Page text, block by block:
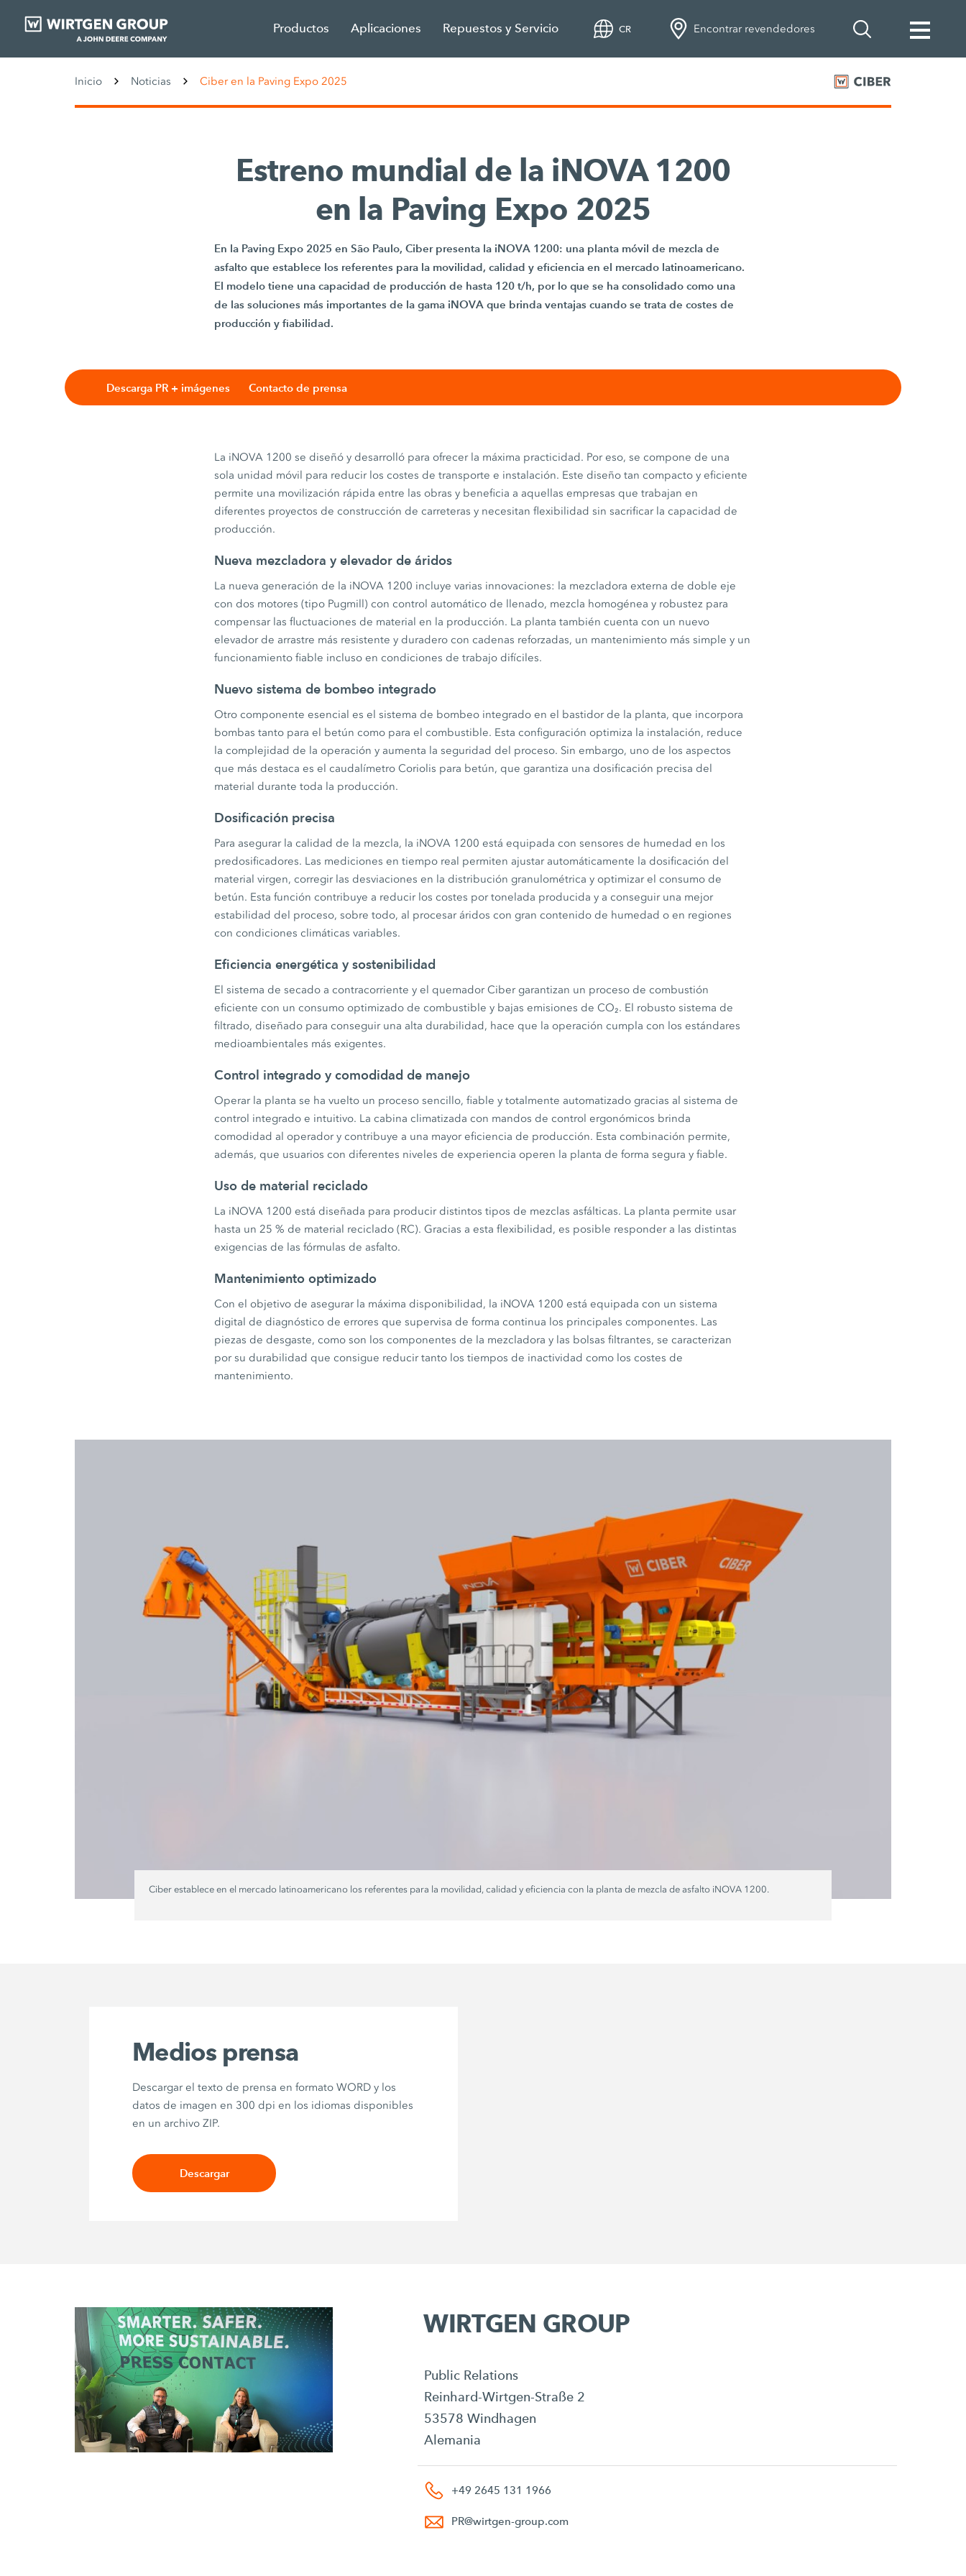
Productos Aplicaciones Repuestos y Servicio CR Encontrar revendedores
Inicio Noticias Ciber en la Paving Expo 2025
Estreno mundial de la iNOVA 1200
en la Paving Expo 2025
En la Paving Expo 2025 en São Paulo, Ciber presenta la iNOVA 1200: una planta móvil de mezcla de
asfalto que establece los referentes para la movilidad, calidad y eficiencia en el mercado latinoamericano.
El modelo tiene una capacidad de producción de hasta 120 t/h, por lo que se ha consolidado como una
de las soluciones más importantes de la gama iNOVA que brinda ventajas cuando se trata de costes de
producción y fiabilidad.
Descarga PR + imágenes Contacto de prensa
La iNOVA 1200 se diseñó y desarrolló para ofrecer la máxima practicidad. Por eso, se compone de una
sola unidad móvil para reducir los costes de transporte e instalación. Este diseño tan compacto y eficiente
permite una movilización rápida entre las obras y beneficia a aquellas empresas que trabajan en
diferentes proyectos de construcción de carreteras y necesitan flexibilidad sin sacrificar la capacidad de
producción.
Nueva mezcladora y elevador de áridos
La nueva generación de la iNOVA 1200 incluye varias innovaciones: la mezcladora externa de doble eje
con dos motores (tipo Pugmill) con control automático de llenado, mezcla homogénea y robustez para
compensar las fluctuaciones de material en la producción. La planta también cuenta con un nuevo
elevador de arrastre más resistente y duradero con cadenas reforzadas, un mantenimiento más simple y un
funcionamiento fiable incluso en condiciones de trabajo difíciles.
Nuevo sistema de bombeo integrado
Otro componente esencial es el sistema de bombeo integrado en el bastidor de la planta, que incorpora
bombas tanto para el betún como para el combustible. Esta configuración optimiza la instalación, reduce
la complejidad de la operación y aumenta la seguridad del proceso. Sin embargo, uno de los aspectos
que más destaca es el caudalímetro Coriolis para betún, que garantiza una dosificación precisa del
material durante toda la producción.
Dosificación precisa
Para asegurar la calidad de la mezcla, la iNOVA 1200 está equipada con sensores de humedad en los
predosificadores. Las mediciones en tiempo real permiten ajustar automáticamente la dosificación del
material virgen, corregir las desviaciones en la distribución granulométrica y optimizar el consumo de
betún. Esta función contribuye a reducir los costes por tonelada producida y a conseguir una mejor
estabilidad del proceso, sobre todo, al procesar áridos con gran contenido de humedad o en regiones
con condiciones climáticas variables.
Eficiencia energética y sostenibilidad
El sistema de secado a contracorriente y el quemador Ciber garantizan un proceso de combustión
eficiente con un consumo optimizado de combustible y bajas emisiones de CO₂. El robusto sistema de
filtrado, diseñado para conseguir una alta durabilidad, hace que la operación cumpla con los estándares
medioambientales más exigentes.
Control integrado y comodidad de manejo
Operar la planta se ha vuelto un proceso sencillo, fiable y totalmente automatizado gracias al sistema de
control integrado e intuitivo. La cabina climatizada con mandos de control ergonómicos brinda
comodidad al operador y contribuye a una mayor eficiencia de producción. Esta combinación permite,
además, que usuarios con diferentes niveles de experiencia operen la planta de forma segura y fiable.
Uso de material reciclado
La iNOVA 1200 está diseñada para producir distintos tipos de mezclas asfálticas. La planta permite usar
hasta un 25 % de material reciclado (RC). Gracias a esta flexibilidad, es posible responder a las distintas
exigencias de las fórmulas de asfalto.
Mantenimiento optimizado
Con el objetivo de asegurar la máxima disponibilidad, la iNOVA 1200 está equipada con un sistema
digital de diagnóstico de errores que supervisa de forma continua los principales componentes. Las
piezas de desgaste, como son los componentes de la mezcladora y las bolsas filtrantes, se caracterizan
por su durabilidad que consigue reducir tanto los tiempos de inactividad como los costes de
mantenimiento.
Ciber establece en el mercado latinoamericano los referentes para la movilidad, calidad y eficiencia con la planta de mezcla de asfalto iNOVA 1200.
Medios prensa
Descargar el texto de prensa en formato WORD y los
datos de imagen en 300 dpi en los idiomas disponibles
en un archivo ZIP.
Descargar
WIRTGEN GROUP
Public Relations
Reinhard-Wirtgen-Straße 2
53578 Windhagen
Alemania
+49 2645 131 1966
PR@wirtgen-group.com